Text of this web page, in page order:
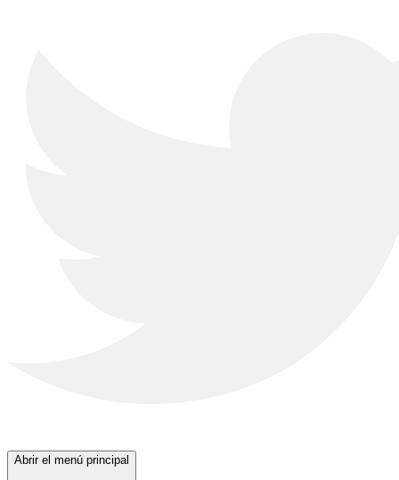
Abrir el menú principal